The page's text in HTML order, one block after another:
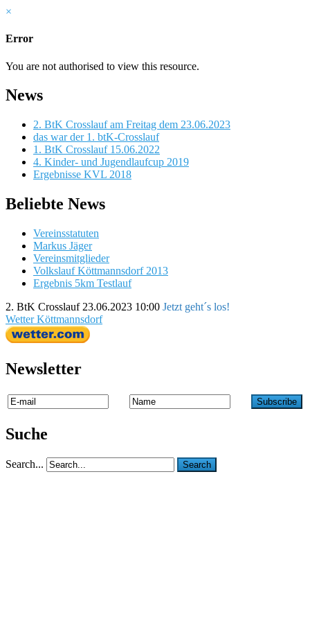
×
Error
You are not authorised to view this resource.
News
2. BtK Crosslauf am Freitag dem 23.06.2023
das war der 1. btK-Crosslauf
1. BtK Crosslauf 15.06.2022
4. Kinder- und Jugendlaufcup 2019
Ergebnisse KVL 2018
Beliebte News
Vereinsstatuten
Markus Jäger
Vereinsmitglieder
Volkslauf Köttmannsdorf 2013
Ergebnis 5km Testlauf
2. BtK Crosslauf 23.06.2023 10:00 Jetzt geht´s los!
Wetter Köttmannsdorf
Newsletter
Suche
Search... Search